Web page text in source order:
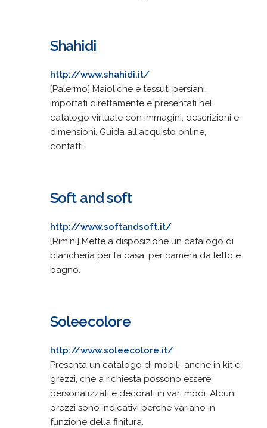
Shahidi
http://www.shahidi.it/
[Palermo] Maioliche e tessuti persiani,
importati direttamente e presentati nel
catalogo virtuale con immagini, descrizioni e
dimensioni. Guida all'acquisto online,
contatti.
Soft and soft
http://www.softandsoft.it/
[Rimini] Mette a disposizione un catalogo di
biancheria per la casa, per camera da letto e
bagno.
Soleecolore
http://www.soleecolore.it/
Presenta un catalogo di mobili, anche in kit e
grezzi, che a richiesta possono essere
personalizzati e decorati in vari modi. Alcuni
prezzi sono indicativi perchè variano in
funzione della finitura.